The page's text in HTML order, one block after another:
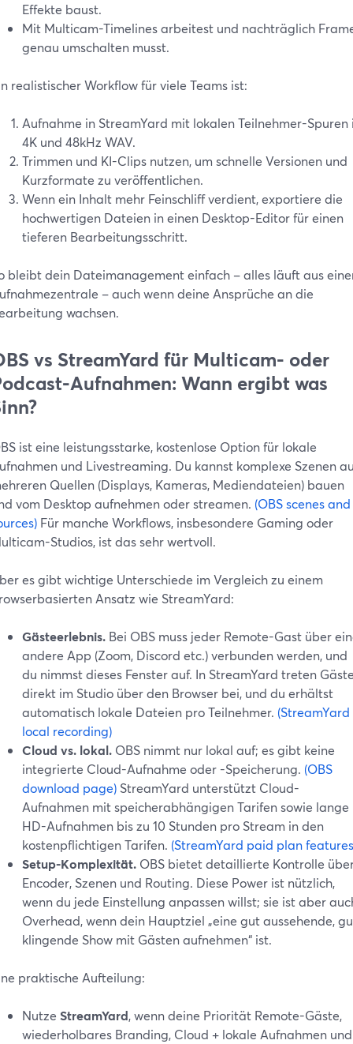
Effekte baust.
Mit Multicam-Timelines arbeitest und nachträglich
genau umschalten musst.
realistischer Workflow für viele Teams ist:
Aufnahme in StreamYard mit lokalen Teilnehmer-Spuren
4K und 48kHz WAV.
Trimmen und KI-Clips nutzen, um schnelle Versionen und
Kurzformate zu veröffentlichen.
Wenn ein Inhalt mehr Feinschliff verdient, exportiere die
hochwertigen Dateien in einen Desktop-Editor für einen
tieferen Bearbeitungsschritt.
bleibt dein Dateimanagement einfach – alles läuft aus
– auch wenn deine Ansprüche an die
wachsen.
vs StreamYard für Multicam- oder
Aufnahmen: Wann ergibt was
ist eine leistungsstarke, kostenlose Option für lokale
und Livestreaming. Du kannst komplexe Szenen
Quellen (Displays, Kameras, Mediendateien) bauen
vom Desktop aufnehmen oder streamen. (OBS scenes and
Für manche Workflows, insbesondere Gaming oder
Studios, ist das sehr wertvoll.
es gibt wichtige Unterschiede im Vergleich zu einem
Ansatz wie StreamYard:
Gästeerlebnis.Bei OBS muss jeder Remote-Gast über
andere App (Zoom, Discord etc.) verbunden werden, und
du nimmst dieses Fenster auf. In StreamYard treten
direkt im Studio über den Browser bei, und du erhältst
automatisch lokale Dateien pro Teilnehmer. (StreamYard
local recording)
Cloud vs. lokal.OBS nimmt nur lokal auf; es gibt keine
integrierte Cloud-Aufnahme oder -Speicherung. (OBS
download page)StreamYard unterstützt Cloud-
Aufnahmen mit speicherabhängigen Tarifen sowie lange
HD-Aufnahmen bis zu 10 Stunden pro Stream in den
kostenpflichtigen Tarifen. (StreamYard paid plan
Setup-Komplexität.OBS bietet detaillierte Kontrolle
Encoder, Szenen und Routing. Diese Power ist nützlich,
wenn du jede Einstellung anpassen willst; sie ist aber
Overhead, wenn dein Hauptziel „eine gut aussehende,
klingende Show mit Gästen aufnehmen“ ist.
praktische Aufteilung:
Nutze StreamYard, wenn deine Priorität Remote-Gäste,
wiederholbares Branding, Cloud + lokale Aufnahmen und